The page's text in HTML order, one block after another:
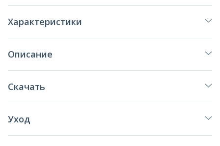
Характеристики
Описание
Скачать
Уход